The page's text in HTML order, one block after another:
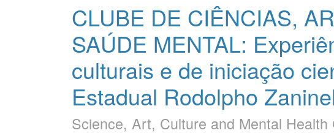
CLUBE DE CIÊNCIAS,
SAÚDE MENTAL:
culturais e de iniciação
Estadual Rodolpho
Science, Art, Culture and Mental